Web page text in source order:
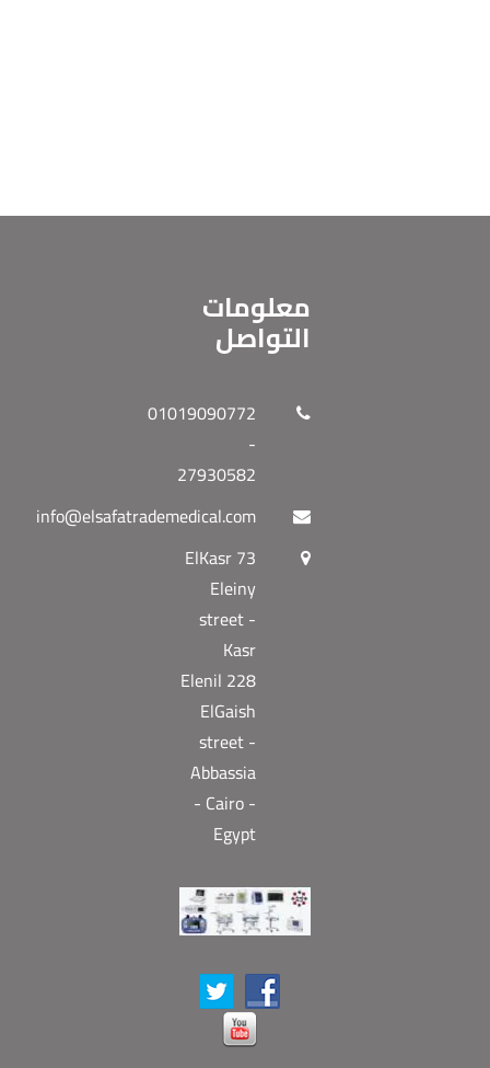
معلومات
التواصل
01019090772
-
27930582
info@elsafatrademedical.com
73 ElKasr
Eleiny
street -
Kasr
Elenil 228
ElGaish
street -
Abbassia
- Cairo -
Egypt